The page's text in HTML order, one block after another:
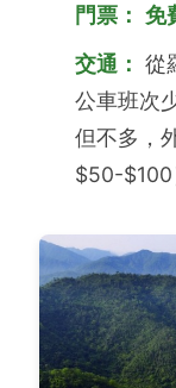
門票： 免
交通： 從
公車班次
但不多，
$50-$100